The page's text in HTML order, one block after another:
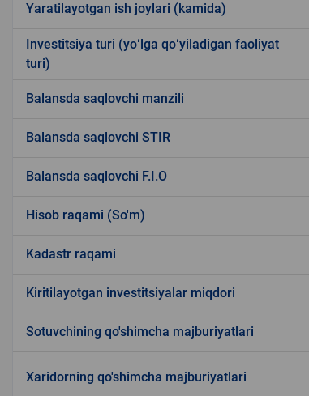
Yaratilayotgan ish joylari (kamida)
Investitsiya turi (yoʻlga qoʻyiladigan faoliyat
turi)
Balansda saqlovchi manzili
Balansda saqlovchi STIR
Balansda saqlovchi F.I.O
Hisob raqami (So'm)
Kadastr raqami
Kiritilayotgan investitsiyalar miqdori
Sotuvchining qo'shimcha majburiyatlari
Xaridorning qo'shimcha majburiyatlari